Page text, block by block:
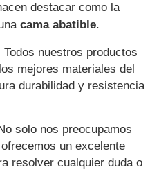
destacar como la
cama abatible.
Todos nuestros productos
mejores materiales del
durabilidad y resistencia
solo nos preocupamos
un excelente
resolver cualquier duda o